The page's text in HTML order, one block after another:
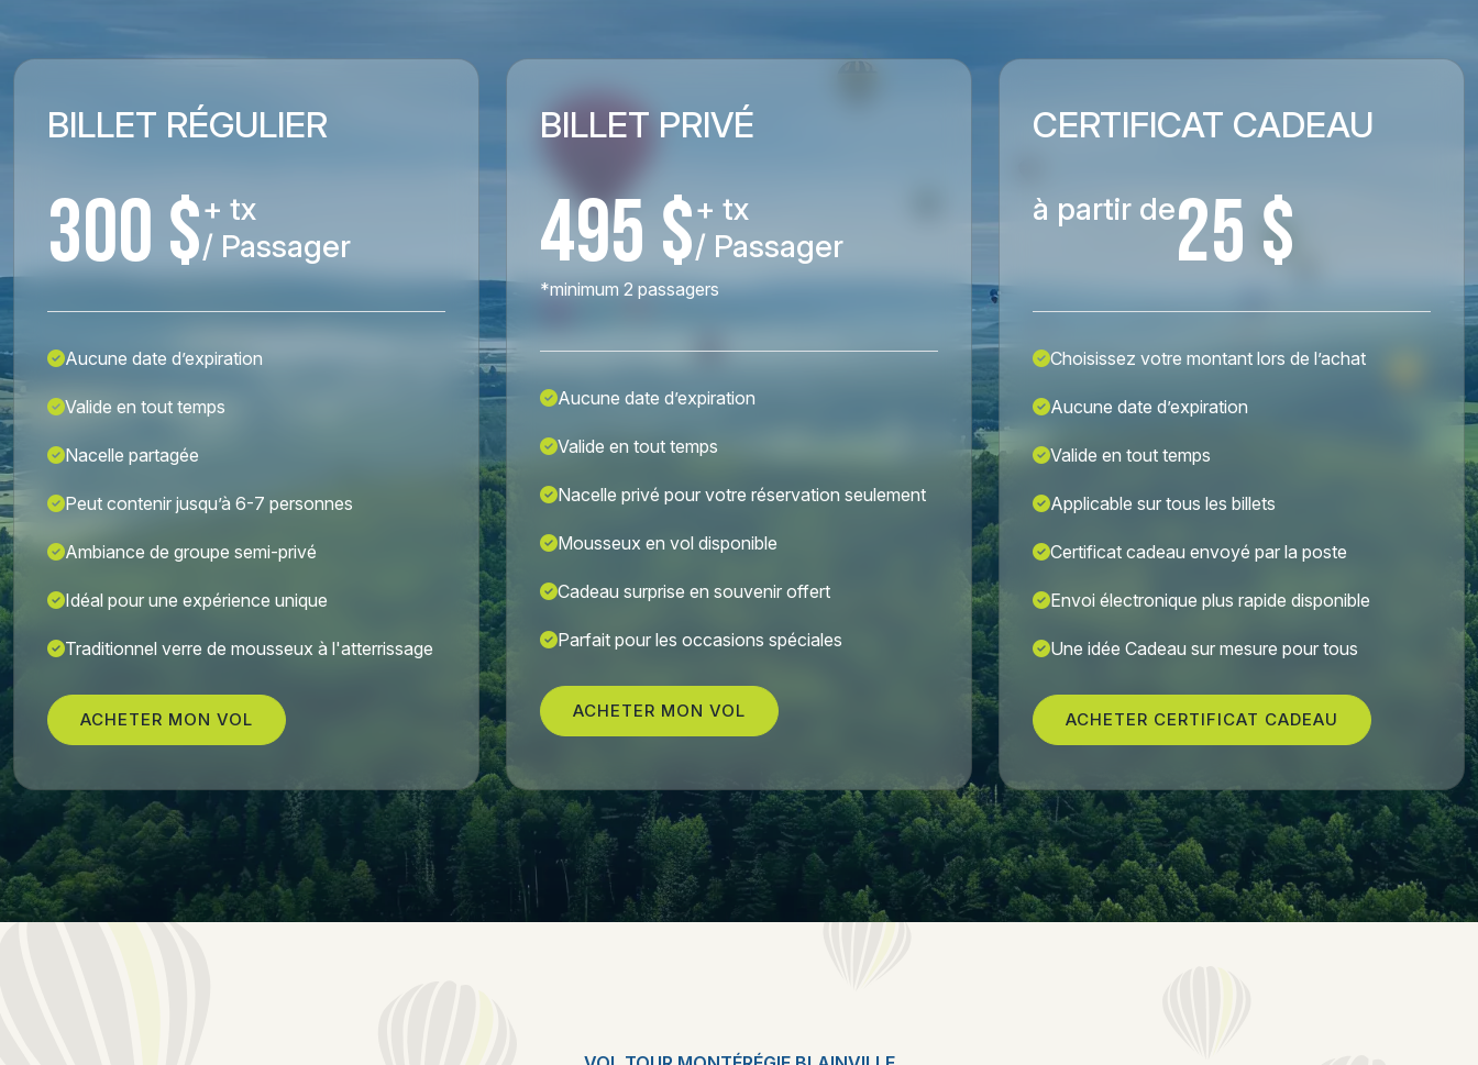
BILLET RÉGULIER
300 $+ tx
/ Passager
Aucune date d’expiration
Valide en tout temps
Nacelle partagée
Peut contenir jusqu’à 6-7 personnes
Ambiance de groupe semi-privé
Idéal pour une expérience unique
Traditionnel verre de mousseux à l'atterrissage
ACHETER MON VOL
BILLET PRIVÉ
495 $+ tx
/ Passager
*minimum 2 passagers
Aucune date d’expiration
Valide en tout temps
Nacelle privé pour votre réservation seulement
Mousseux en vol disponible
Cadeau surprise en souvenir offert
Parfait pour les occasions spéciales
ACHETER MON VOL
CERTIFICAT CADEAU
à partir de25 $
Choisissez votre montant lors de l’achat
Aucune date d’expiration
Valide en tout temps
Applicable sur tous les billets
Certificat cadeau envoyé par la poste
Envoi électronique plus rapide disponible
Une idée Cadeau sur mesure pour tous
ACHETER CERTIFICAT CADEAU